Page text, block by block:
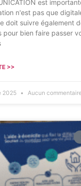
est
n'est pas que
doit suivre également
pour bien faire passer
>>
2025 Aucun